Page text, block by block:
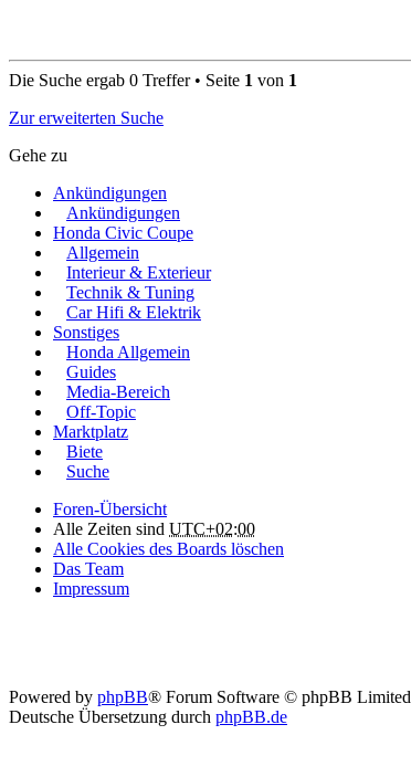
Die Suche ergab 0 Treffer • Seite 1 von 1
Zur erweiterten Suche
Gehe zu
Ankündigungen
Ankündigungen
Honda Civic Coupe
Allgemein
Interieur & Exterieur
Technik & Tuning
Car Hifi & Elektrik
Sonstiges
Honda Allgemein
Guides
Media-Bereich
Off-Topic
Marktplatz
Biete
Suche
Foren-Übersicht
Alle Zeiten sind UTC+02:00
Alle Cookies des Boards löschen
Das Team
Impressum
Powered by phpBB® Forum Software © phpBB Limited
Deutsche Übersetzung durch phpBB.de